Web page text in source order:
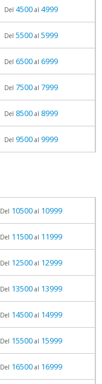
Del 4500al 4999
Del 5500al 5999
Del 6500al 6999
Del 7500al 7999
Del 8500al 8999
Del 9500al 9999
Del 10500al 10999
Del 11500al 11999
Del 12500al 12999
Del 13500al 13999
Del 14500al 14999
Del 15500al 15999
Del 16500al 16999